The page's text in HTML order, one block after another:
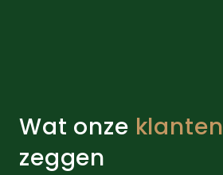
Wat onze klanten
zeggen